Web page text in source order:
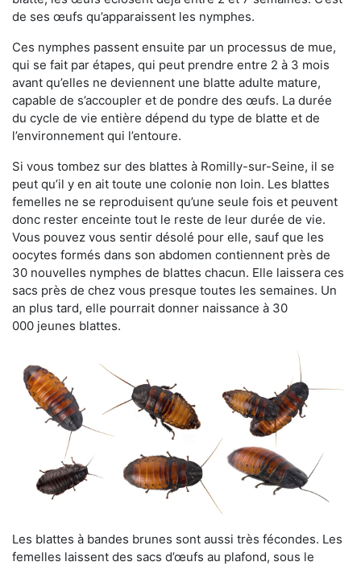
de ses œufs qu’apparaissent les nymphes.
Ces nymphes passent ensuite par un processus de mue,
qui se fait par étapes, qui peut prendre entre 2 à 3 mois
avant qu’elles ne deviennent une blatte adulte mature,
capable de s’accoupler et de pondre des œufs. La durée
du cycle de vie entière dépend du type de blatte et de
l’environnement qui l’entoure.
Si vous tombez sur des blattes à Romilly-sur-Seine, il se
peut qu’il y en ait toute une colonie non loin. Les blattes
femelles ne se reproduisent qu’une seule fois et peuvent
donc rester enceinte tout le reste de leur durée de vie.
Vous pouvez vous sentir désolé pour elle, sauf que les
oocytes formés dans son abdomen contiennent près de
30 nouvelles nymphes de blattes chacun. Elle laissera ces
sacs près de chez vous presque toutes les semaines. Un
an plus tard, elle pourrait donner naissance à 30
000 jeunes blattes.
Les blattes à bandes brunes sont aussi très fécondes. Les
femelles laissent des sacs d’œufs au plafond, sous le